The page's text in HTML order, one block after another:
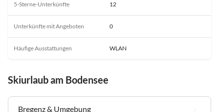
5-Sterne-Unterkünfte 12
Unterkünfte mit Angeboten 0
Häufige Ausstattungen WLAN
Skiurlaub am Bodensee
Bregenz & Umgebung